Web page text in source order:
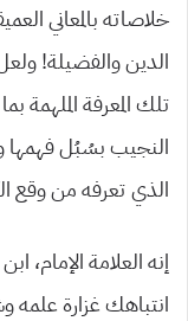
خلاصاته بالمعاني
الدين والفضيلة!
تلك المعرفة الملهمة
النجيب بسُبُل
الذي تعرفه من وقع
إنه العلامة الإمام،
انتباهك غزارة علمه